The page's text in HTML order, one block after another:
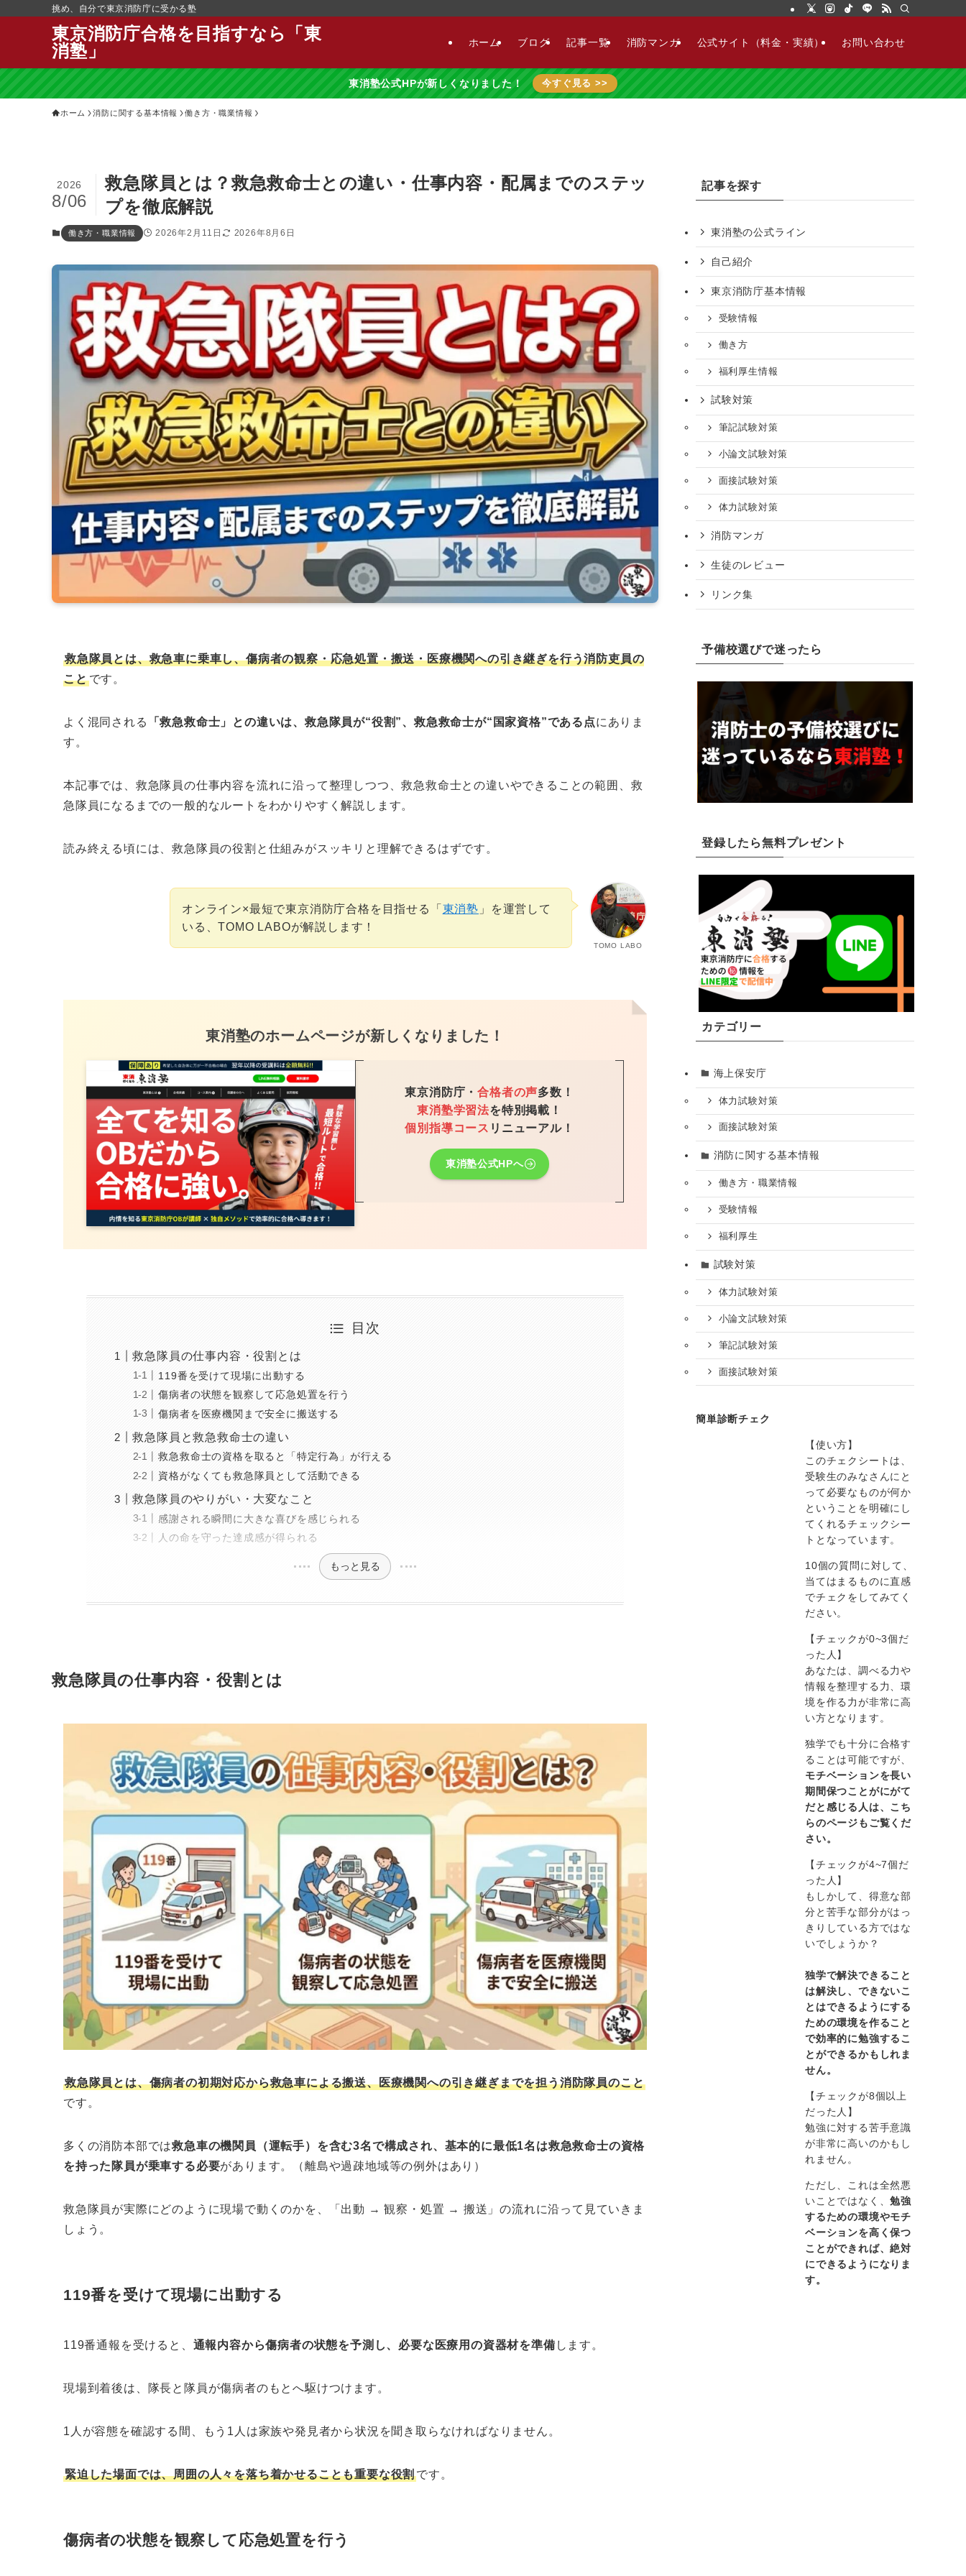
挑め、自分で東京消防庁に受かる塾
東京消防庁合格を目指すなら「東
消塾」
ホーム ブログ 記事一覧 消防マンガ 公式サイト（料金・実績） お問い合わせ
東消塾公式HPが新しくなりました！ 今すぐ見る >>
ホーム 消防に関する基本情報 働き方・職業情報
救急隊員とは？救急救命士との違い・仕事内容・配属までのステッ
プを徹底解説
2026
8/06
働き方・職業情報 2026年2月11日 2026年8月6日
救急隊員とは、救急車に乗車し、傷病者の観察・応急処置・搬送・医療機関への引き継ぎを行う消防吏員の
ことです。
よく混同される 「救急救命士」との違いは、救急隊員が“役割”、救急救命士が“国家資格”である点にありま
す。
本記事では、救急隊員の仕事内容を流れに沿って整理しつつ、救急救命士との違いやできることの範囲、救
急隊員になるまでの一般的なルートをわかりやすく解説します。
読み終える頃には、救急隊員の役割と仕組みがスッキリと理解できるはずです。
TOMO LABO
オンライン×最短で東京消防庁合格を目指せる「 東消塾 」を運営して
いる、TOMO LABOが解説します！
東消塾のホームページが新しくなりました！
東京消防庁・合格者の声多数！
東消塾学習法を特別掲載！
個別指導コース リニューアル！
東消塾公式HPへ
目次
救急隊員の仕事内容・役割とは
119番を受けて現場に出動する
傷病者の状態を観察して応急処置を行う
傷病者を医療機関まで安全に搬送する
救急隊員と救急救命士の違い
救急救命士の資格を取ると「特定行為」が行える
資格がなくても救急隊員として活動できる
救急隊員のやりがい・大変なこと
感謝される瞬間に大きな喜びを感じられる
人の命を守った達成感が得られる
もっと見る
救急隊員の仕事内容・役割とは
救急隊員とは、傷病者の初期対応から救急車による搬送、医療機関への引き継ぎまでを担う消防隊員のこと
です。
多くの消防本部では救急車の機関員（運転手）を含む3名で構成され、基本的に最低1名は救急救命士の資格
を持った隊員が乗車する必要があります。（離島や過疎地域等の例外はあり）
救急隊員が実際にどのように現場で動くのかを、「出動 → 観察・処置 → 搬送」の流れに沿って見ていきま
しょう。
119番を受けて現場に出動する
119番通報を受けると、 通報内容から傷病者の状態を予測し、必要な医療用の資器材を準備 します。
現場到着後は、隊長と隊員が傷病者のもとへ駆けつけます。
1人が容態を確認する間、もう1人は家族や発見者から状況を聞き取らなければなりません。
緊迫した場面では、周囲の人々を落ち着かせることも重要な役割です。
傷病者の状態を観察して応急処置を行う
記事を探す
東消塾の公式ライン
自己紹介
東京消防庁基本情報
受験情報
働き方
福利厚生情報
試験対策
筆記試験対策
小論文試験対策
面接試験対策
体力試験対策
消防マンガ
生徒のレビュー
リンク集
予備校選びで迷ったら
登録したら無料プレゼント
カテゴリー
海上保安庁
体力試験対策
面接試験対策
消防に関する基本情報
働き方・職業情報
受験情報
福利厚生
試験対策
体力試験対策
小論文試験対策
筆記試験対策
面接試験対策
簡単診断チェク
【使い方】
このチェクシートは、
受験生のみなさんにと
って必要なものが何か
ということを明確にし
てくれるチェックシー
トとなっています。
10個の質問に対して、
当てはまるものに直感
でチェクをしてみてく
ださい。
【チェックが0~3個だ
った人】
あなたは、調べる力や
情報を整理する力、環
境を作る力が非常に高
い方となります。
独学でも十分に合格す
ることは可能ですが、
モチベーションを長い
期間保つことがにがて
だと感じる人は、こち
らのページもご覧くだ
さい。
【チェックが4~7個だ
った人】
もしかして、得意な部
分と苦手な部分がはっ
きりしている方ではな
いでしょうか？
独学で解決できること
は解決し、できないこ
とはできるようにする
ための環境を作ること
で効率的に勉強するこ
とができるかもしれま
せん。
【チェックが8個以上
だった人】
勉強に対する苦手意識
が非常に高いのかもし
れません。
ただし、これは全然悪
いことではなく、勉強
するための環境やモチ
ベーションを高く保つ
ことができれば、絶対
にできるようになりま
す。